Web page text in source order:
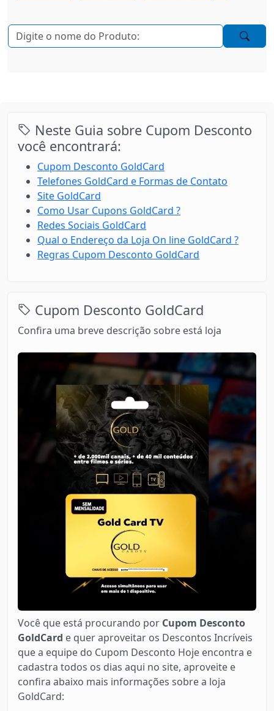
Neste Guia sobre Cupom Desconto
você encontrará:
Cupom Desconto GoldCard
Telefones GoldCard e Formas de Contato
Site GoldCard
Como Usar Cupons GoldCard ?
Redes Sociais GoldCard
Qual o Endereço da Loja On line GoldCard ?
Regras Cupom Desconto GoldCard
Cupom Desconto GoldCard
Confira uma breve descrição sobre está loja
Você que está procurando por Cupom Desconto
GoldCard e quer aproveitar os Descontos Incríveis
que a equipe do Cupom Desconto Hoje encontra e
cadastra todos os dias aqui no site, aproveite e
confira abaixo mais informações sobre a loja
GoldCard: